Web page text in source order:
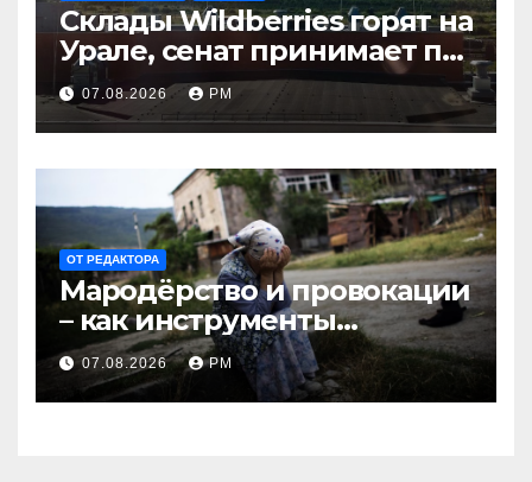
Склады Wildberries горят на
Урале, сенат принимает по
Грэму закон
07.08.2026 РМ
ОТ РЕДАКТОРА
Мародёрство и провокации
– как инструменты
современной политики
России
07.08.2026 РМ